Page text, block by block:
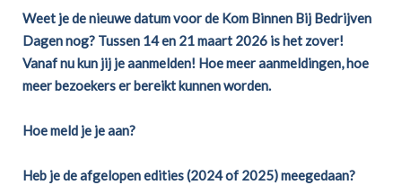
Weet je de nieuwe datum voor de Kom Binnen Bij Bedrijven
Dagen nog? Tussen 14 en 21 maart 2026 is het zover!
Vanaf nu kun jij je aanmelden! Hoe meer aanmeldingen, hoe
meer bezoekers er bereikt kunnen worden.
Hoe meld je je aan?
Heb je de afgelopen edities (2024 of 2025) meegedaan?